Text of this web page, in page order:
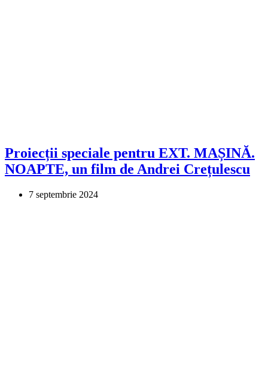
Proiecții speciale pentru EXT. MAȘINĂ.
NOAPTE, un film de Andrei Crețulescu
7 septembrie 2024